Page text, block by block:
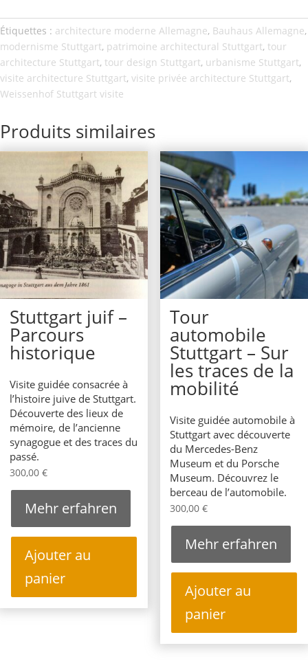
Étiquettes : architecture moderne Allemagne, Bauhaus Allemagne,
modernisme Stuttgart, patrimoine architectural Stuttgart, tour
architecture Stuttgart, tour design Stuttgart, urbanisme Stuttgart,
visite architecture Stuttgart, visite privée architecture Stuttgart,
Weissenhof Stuttgart visite
Produits similaires
Stuttgart juif –
Parcours
historique
Visite guidée consacrée à
l’histoire juive de Stuttgart.
Découverte des lieux de
mémoire, de l’ancienne
synagogue et des traces du
passé.
300,00 €
Mehr erfahren
Ajouter au
panier
Tour
automobile
Stuttgart – Sur
les traces de la
mobilité
Visite guidée automobile à
Stuttgart avec découverte
du Mercedes-Benz
Museum et du Porsche
Museum. Découvrez le
berceau de l’automobile.
300,00 €
Mehr erfahren
Ajouter au
panier